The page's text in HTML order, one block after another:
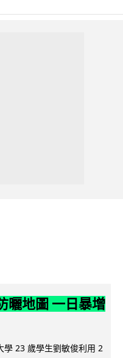
曬地圖 一日暴增
學 23 歲學生劉敏俊利用 2